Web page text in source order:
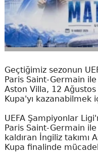
Geçtiğimiz sezonun
Paris Saint-Germain
Aston Villa, 12
Kupa'yı kazanabilmek
UEFA Şampiyonlar
Paris Saint-Germain ile
kaldıran İngiliz takımı
Kupa finalinde